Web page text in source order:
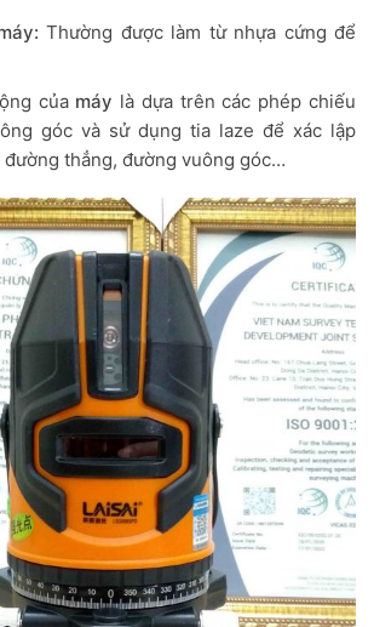
Thường được làm từ nhựa cứng để
của máy là dựa trên các phép chiếu
góc và sử dụng tia laze để xác lập
thẳng, đường vuông góc…